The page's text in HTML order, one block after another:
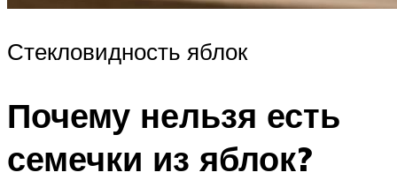
Стекловидность яблок
Почему нельзя есть
семечки из яблок?